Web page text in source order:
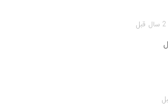
2 سال قبل